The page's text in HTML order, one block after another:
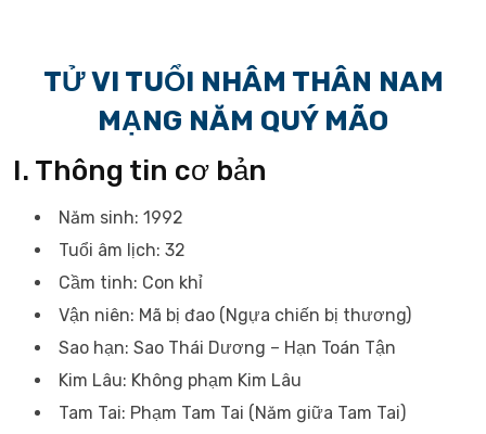
TỬ VI TUỔI NHÂM THÂN NAM
MẠNG NĂM QUÝ MÃO
I. Thông tin cơ bản
Năm sinh: 1992
Tuổi âm lịch: 32
Cầm tinh: Con khỉ
Vận niên: Mã bị đao (Ngựa chiến bị thương)
Sao hạn: Sao Thái Dương – Hạn Toán Tận
Kim Lâu: Không phạm Kim Lâu
Tam Tai: Phạm Tam Tai (Năm giữa Tam Tai)